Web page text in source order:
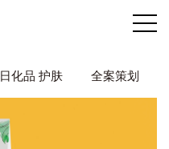
日化品 护肤 全案策划